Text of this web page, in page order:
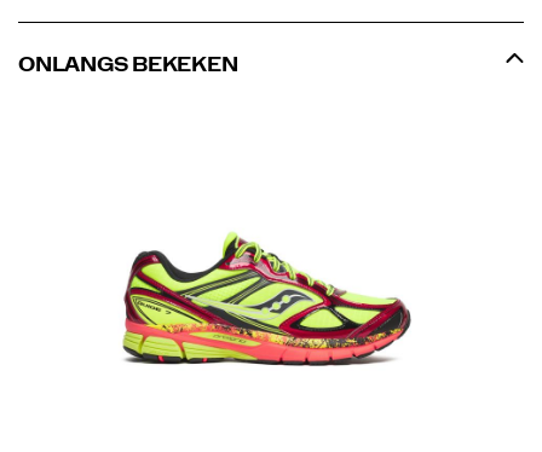
ONLANGS BEKEKEN